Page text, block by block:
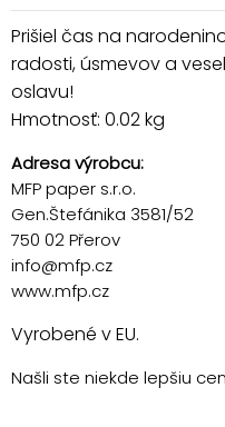
Prišiel čas na
radosti, úsmevov a
oslavu!
Hmotnosť: 0.02 kg
Adresa výrobcu:
MFP paper s.r.o.
Gen.Štefánika 3581/52
750 02 Přerov
info@mfp.cz
www.mfp.cz
Vyrobené v EU.
Našli ste niekde lepšiu